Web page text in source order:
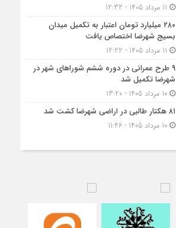
۲۸۰ میلیارد تومان اعتبار به تکمیل میدان
بسیج شهرضا اختصاص یافت
۹ طرح عمرانی در دوره ششم شوراهای شهر در
شهرضا تکمیل شد
10 مرداد 1405 - 13:20
۸۱ هکتار طالبی در اراضی شهرضا کشت شد
10 مرداد 1405 - 11:46